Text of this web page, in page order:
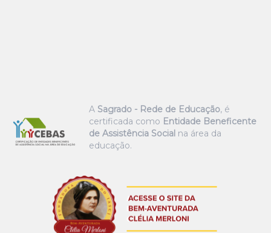
A Sagrado - Rede de Educação, é
certificada como Entidade Beneficente
de Assistência Social na área da
educação.